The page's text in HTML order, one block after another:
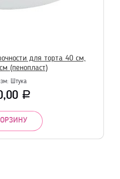
для торта 40 см,
(пенопласт)
Штука
Р